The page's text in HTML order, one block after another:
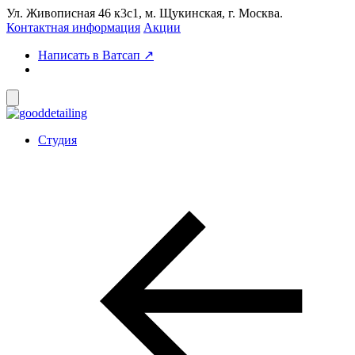
Ул. Живописная 46 к3с1, м. Щукинская, г. Москва.
Контактная информация Акции
Написать в Ватcап ↗
Студия